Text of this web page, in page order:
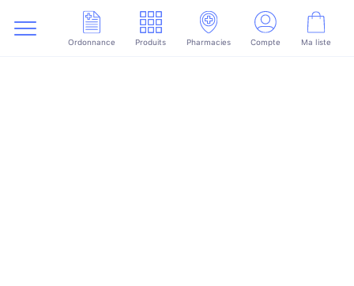
Ordonnance Produits Pharmacies Compte Ma liste